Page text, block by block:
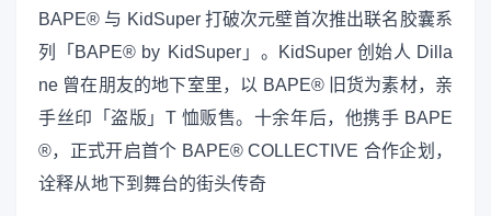
BAPE® 与 KidSuper 打破次元壁首次推出联名胶囊系
列「BAPE® by KidSuper」。KidSuper 创始人 Dilla
ne 曾在朋友的地下室里，以 BAPE® 旧货为素材，亲
手丝印「盗版」T 恤贩售。十余年后，他携手 BAPE
®，正式开启首个 BAPE® COLLECTIVE 合作企划，
诠释从地下到舞台的街头传奇